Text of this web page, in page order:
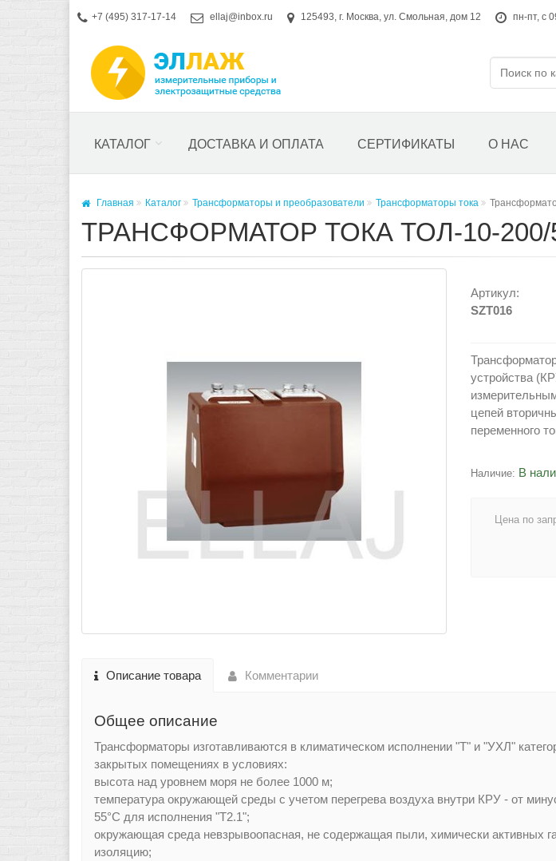
+7 (495) 317-17-14 ellaj@inbox.ru 125493, г. Москва, ул. Смольная, дом 12 пн-пт, с
КАТАЛОГ ДОСТАВКА И ОПЛАТА СЕРТИФИКАТЫ О НАС
Главная Каталог Трансформаторы и преобразователи Трансформаторы тока
ТРАНСФОРМАТОР ТОКА ТОЛ-10-200/
Артикул:
SZT016
устройства
цепей
переменного
Наличие: В
Цена по
Описание товара Комментарии
Общее описание
Трансформаторы изготавливаются в климатическом исполнении "Т" и "УХЛ"
закрытых помещениях в условиях:
высота над уровнем моря не более 1000 м;
температура окружающей среды с учетом перегрева воздуха внутри КРУ - от
55°C для исполнения "Т2.1";
окружающая среда невзрывоопасная, не содержащая пыли, химически активных
изоляцию;